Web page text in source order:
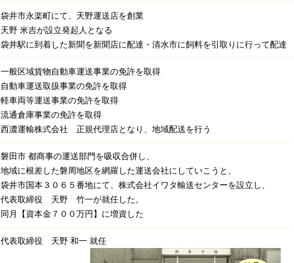
袋井市永楽町にて、天野運送店を創業
天野 米吉が設立発起人となる
袋井駅に到着した新聞を新聞店に配達・清水市に飼料を引取りに行って配達
一般区域貨物自動車運送事業の免許を取得
自動車運送取扱事業の免許を取得
軽車両等運送事業の免許を取得
流通倉庫事業の免許を取得
西濃運輸株式会社 正規代理店となり、地域配送を行う
磐田市 都商事の運送部門を吸収合併し、
地域に根差した磐周地区を網羅した運送会社にしていこうと、
袋井市国本３０６５番地にて、株式会社イワタ輸送センターを設立し、
代表取締役 天野 竹一が就任した。
同月【資本金７００万円】に増資した
代表取締役 天野 和一 就任